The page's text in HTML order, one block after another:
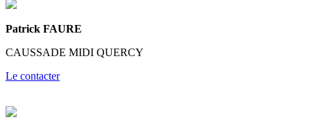
Patrick FAURE
CAUSSADE MIDI QUERCY
Le contacter